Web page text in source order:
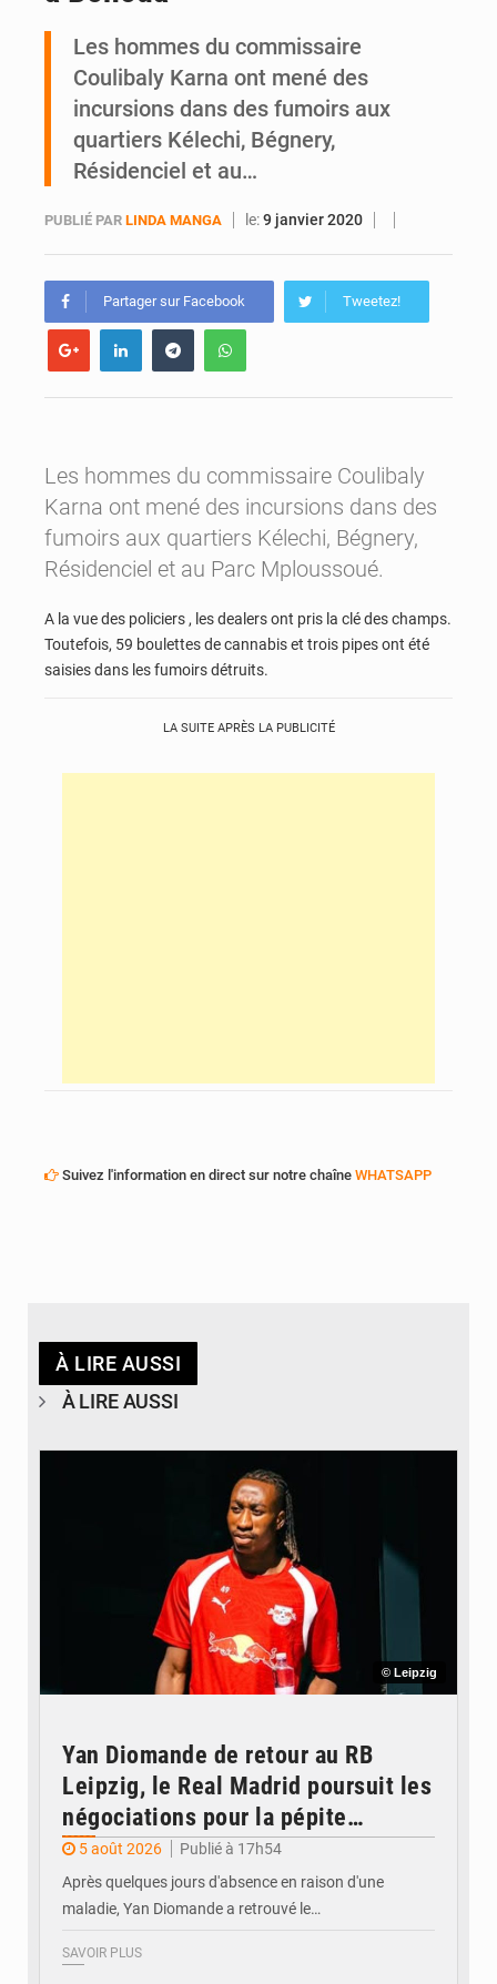
Les hommes du commissaire
Coulibaly Karna ont mené des
incursions dans des fumoirs aux
quartiers Kélechi, Bégnery,
Résidenciel et au…
PUBLIÉ PAR LINDA MANGA le:9 janvier 2020
Partager sur Facebook Tweetez!
Les hommes du commissaire Coulibaly
Karna ont mené des incursions dans des
fumoirs aux quartiers Kélechi, Bégnery,
Résidenciel et au Parc Mploussoué.
A la vue des policiers , les dealers ont pris la clé des champs.
Toutefois, 59 boulettes de cannabis et trois pipes ont été
saisies dans les fumoirs détruits.
LA SUITE APRÈS LA PUBLICITÉ
Suivez l'information en direct sur notre chaîne WHATSAPP
À LIRE AUSSI
À LIRE AUSSI
© Leipzig
Yan Diomande de retour au RB
Leipzig, le Real Madrid poursuit les
négociations pour la pépite
ivoirienne
5 août 2026
Publié à 17h54
Après quelques jours d'absence en raison d'une
maladie, Yan Diomande a retrouvé le…
SAVOIR PLUS